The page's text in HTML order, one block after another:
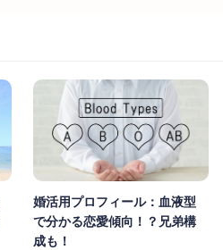
婚活用プロフィール：血液型
で分かる恋愛傾向！？兄弟構
成も！